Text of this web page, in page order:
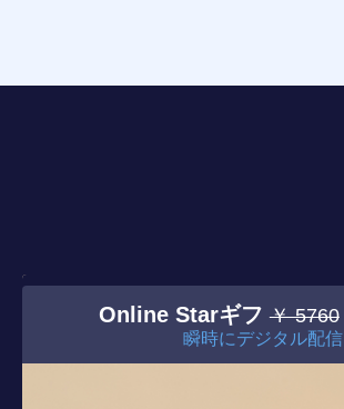
Online Starギフ￥ 5760
瞬時にデジタル配信